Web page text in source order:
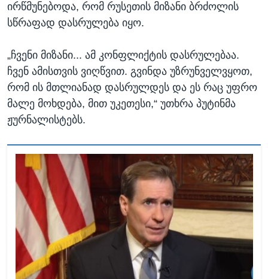
ირწმუნებოდა, რომ რუსეთის მიზანი ბრძოლის
სწრაფად დასრულება იყო.
„ჩვენი მიზანი... ამ კონფლიქტის დასრულებაა.
ჩვენ ამისთვის ვიღწვით. გვინდა უზრუნველვყოთ,
რომ ის მთლიანად დასრულდეს და ეს რაც უფრო
მალე მოხდება, მით უკეთესი,“ უთხრა პუტინმა
ჟურნალისტებს.